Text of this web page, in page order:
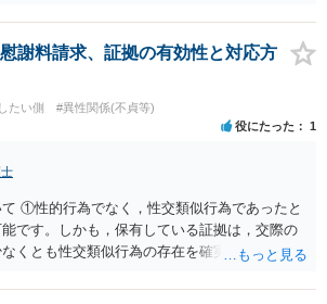
きないと解されています（弁護士会によって
もありますが、かなり限定されているので一般
。もし韓国本社がアカウント管理をしているな
「ウチでは管理していない」という回答にな
のID情報の開示を求めても拒否されるでしょ
謝料請求、証拠の有効性と対応方
たい側 #異性関係(不貞等)
役にたった 1
①性的行為でなく，性交類似行為であったと
です。しかも，保有している証拠は，交際の
くとも性交類似行為の存在を確実に証明でき
。）。ですから，慰謝料請求を進めることで